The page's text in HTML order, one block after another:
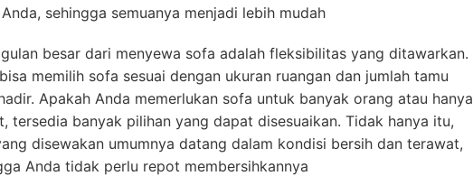
sehingga semuanya menjadi lebih mudah
besar dari menyewa sofa adalah fleksibilitas yang ditawarkan.
memilih sofa sesuai dengan ukuran ruangan dan jumlah tamu
Apakah Anda memerlukan sofa untuk banyak orang atau hanya
tersedia banyak pilihan yang dapat disesuaikan. Tidak hanya itu,
disewakan umumnya datang dalam kondisi bersih dan terawat,
Anda tidak perlu repot membersihkannya